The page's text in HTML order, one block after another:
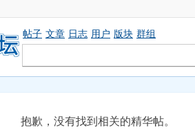
帖子 文章 日志 用户 版块 群组
抱歉，没有找到相关的精华帖。